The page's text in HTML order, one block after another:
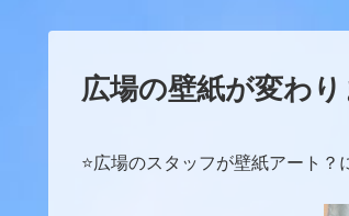
広場の壁紙が変わ
⭐️広場のスタッフが壁紙アート